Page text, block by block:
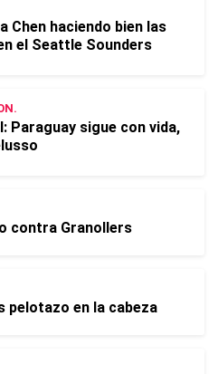
Chen haciendo bien las
el Seattle Sounders
Paraguay sigue con vida,
contra Granollers
pelotazo en la cabeza